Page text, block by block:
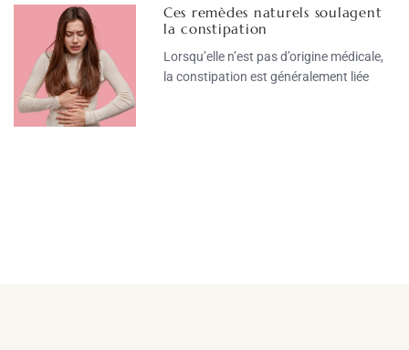
Ces remèdes naturels soulagent
la constipation
Lorsqu’elle n’est pas d’origine médicale,
la constipation est généralement liée